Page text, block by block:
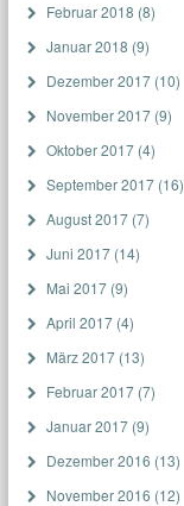
Februar 2018 (8)
Januar 2018 (9)
Dezember 2017(10)
November 2017(9)
Oktober 2017(4)
September 2017(16)
August 2017(7)
Juni 2017(14)
Mai 2017(9)
April 2017(4)
März 2017(13)
Februar 2017(7)
Januar 2017(9)
Dezember 2016 (13)
November 2016 (12)